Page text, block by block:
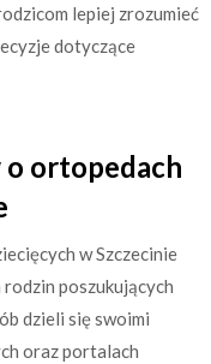
lepiej zrozumieć
dotyczące
o ortopedach
w Szczecinie
poszukujących
dzieli się swoimi
oraz portalach